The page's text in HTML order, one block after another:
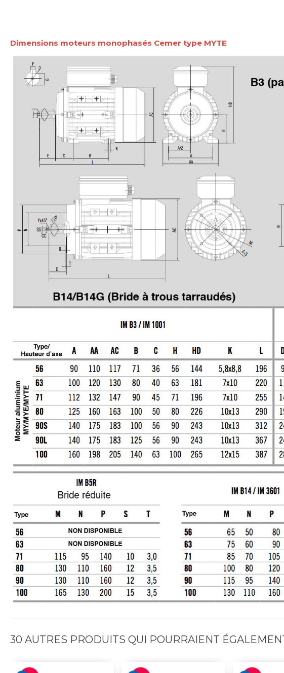
Dimensions moteurs monophasés Cemer type MYTE
30 AUTRES PRODUITS QUI POURRAIENT